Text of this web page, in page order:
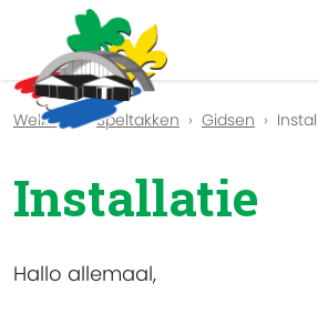
Previous
Welkom Speltakken Gidsen
Installatie
Hallo allemaal,